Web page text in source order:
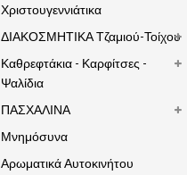
Χριστουγεννιάτικα
ΔΙΑΚΟΣΜΗΤΙΚΑ Τζαμιού-Τοίχου
Καθρεφτάκια - Καρφίτσες -
Ψαλίδια
ΠΑΣΧΑΛΙΝΑ
Μνημόσυνα
Αρωματικά Αυτοκινήτου